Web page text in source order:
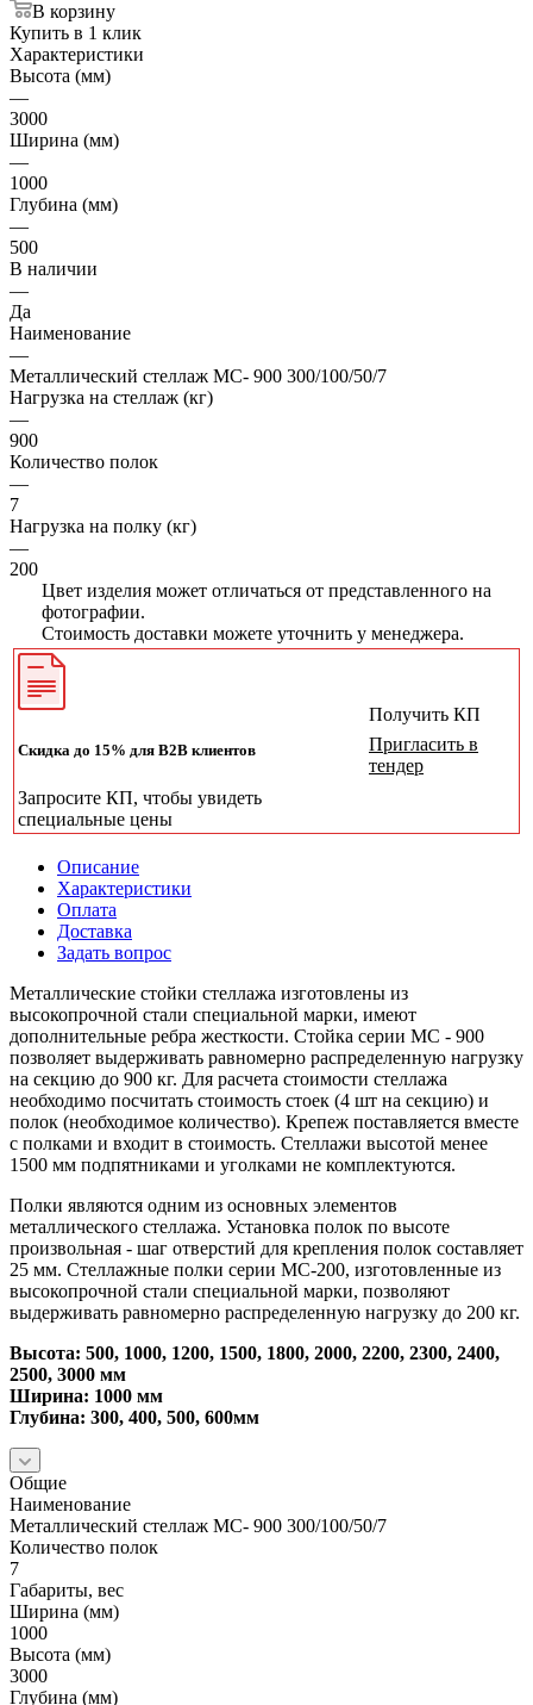
В корзину
Купить в 1 клик
Характеристики
Высота (мм)
—
3000
Ширина (мм)
—
1000
Глубина (мм)
—
500
В наличии
—
Да
Наименование
—
Металлический стеллаж МС- 900 300/100/50/7
Нагрузка на стеллаж (кг)
—
900
Количество полок
—
7
Нагрузка на полку (кг)
—
200
Цвет изделия может отличаться от представленного на
фотографии.
Стоимость доставки можете уточнить у менеджера.
Скидка до 15% для B2B клиентов
Запросите КП, чтобы увидеть
специальные цены
Получить КП
Пригласить в
тендер
Описание
Характеристики
Оплата
Доставка
Задать вопрос
Металлические стойки стеллажа изготовлены из
высокопрочной стали специальной марки, имеют
дополнительные ребра жесткости. Стойка серии МС - 900
позволяет выдерживать равномерно распределенную нагрузку
на секцию до 900 кг. Для расчета стоимости стеллажа
необходимо посчитать стоимость стоек (4 шт на секцию) и
полок (необходимое количество). Крепеж поставляется вместе
с полками и входит в стоимость. Стеллажи высотой менее
1500 мм подпятниками и уголками не комплектуются.
Полки являются одним из основных элементов
металлического стеллажа. Установка полок по высоте
произвольная - шаг отверстий для крепления полок составляет
25 мм. Стеллажные полки серии МС-200, изготовленные из
высокопрочной стали специальной марки, позволяют
выдерживать равномерно распределенную нагрузку до 200 кг.
Высота: 500, 1000, 1200, 1500, 1800, 2000, 2200, 2300, 2400,
2500, 3000 мм
Ширина: 1000 мм
Глубина: 300, 400, 500, 600мм
Общие
Наименование
Металлический стеллаж МС- 900 300/100/50/7
Количество полок
7
Габариты, вес
Ширина (мм)
1000
Высота (мм)
3000
Глубина (мм)